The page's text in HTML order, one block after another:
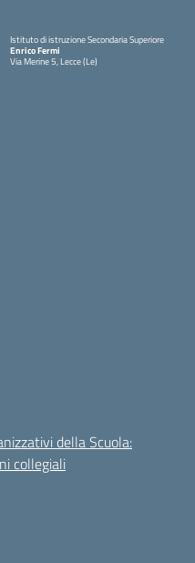
Istituto di istruzione Secondaria Superiore
Enrico Fermi
Via Merine 5, Lecce (Le)
della Scuola:
collegiali